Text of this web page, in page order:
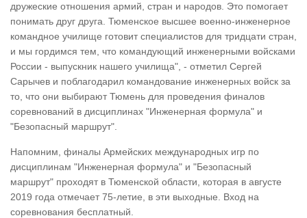
дружеские отношения армий, стран и народов. Это помогает
понимать друг друга. Тюменское высшее военно-инженерное
командное училище готовит специалистов для тридцати стран,
и мы гордимся тем, что командующий инженерными войсками
России - выпускник нашего училища", - отметил Сергей
Сарычев и поблагодарил командование инженерных войск за
то, что они выбирают Тюмень для проведения финалов
соревнований в дисциплинах "Инженерная формула" и
"Безопасный маршрут".
Напомним, финалы Армейских международных игр по
дисциплинам "Инженерная формула" и "Безопасный
маршрут" проходят в Тюменской области, которая в августе
2019 года отмечает 75-летие, в эти выходные. Вход на
соревнования бесплатный.